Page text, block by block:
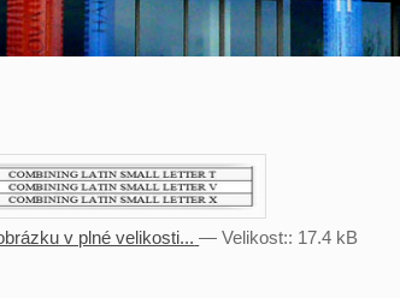
v plné velikosti... —Velikost:: 17.4 kB